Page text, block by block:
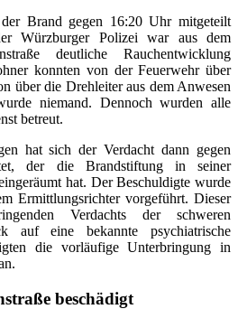
Brand gegen 16:20 Uhr mitgeteilt
Würzburger Polizei war aus dem
deutliche Rauchentwicklung
konnten von der Feuerwehr über
über die Drehleiter aus dem Anwesen
niemand. Dennoch wurden alle
betreut.
hat sich der Verdacht dann gegen
der die Brandstiftung in seiner
hat. Der Beschuldigte wurde
Ermittlungsrichter vorgeführt. Dieser
Verdachts der schweren
auf eine bekannte psychiatrische
die vorläufige Unterbringung in
beschädigt